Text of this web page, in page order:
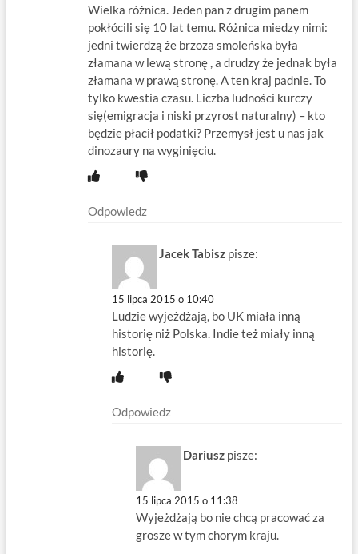
Wielka różnica. Jeden pan z drugim panem
pokłócili się 10 lat temu. Różnica miedzy nimi:
jedni twierdzą że brzoza smoleńska była
złamana w lewą stronę , a drudzy że jednak była
złamana w prawą stronę. A ten kraj padnie. To
tylko kwestia czasu. Liczba ludności kurczy
się(emigracja i niski przyrost naturalny) – kto
będzie płacił podatki? Przemysł jest u nas jak
dinozaury na wyginięciu.
Odpowiedz
Jacek Tabisz pisze:
15 lipca 2015 o 10:40
Ludzie wyjeżdżają, bo UK miała inną
historię niż Polska. Indie też miały inną
historię.
Odpowiedz
Dariusz pisze:
15 lipca 2015 o 11:38
Wyjeżdżają bo nie chcą pracować za
grosze w tym chorym kraju.